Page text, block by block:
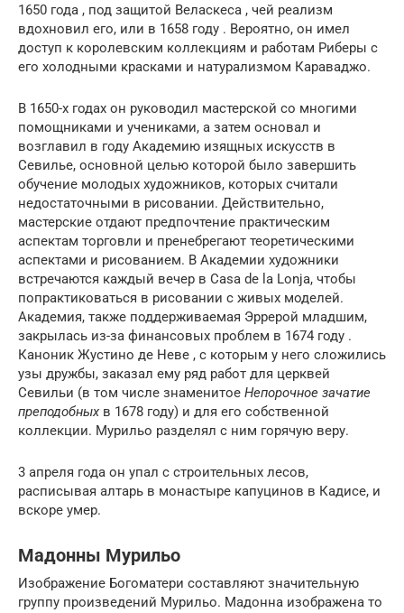
1650 года , под защитой Веласкеса , чей реализм
вдохновил его, или в 1658 году . Вероятно, он имел
доступ к королевским коллекциям и работам Риберы с
его холодными красками и натурализмом Караваджо.
В 1650-х годах он руководил мастерской со многими
помощниками и учениками, а затем основал и
возглавил в году Академию изящных искусств в
Севилье, основной целью которой было завершить
обучение молодых художников, которых считали
недостаточными в рисовании. Действительно,
мастерские отдают предпочтение практическим
аспектам торговли и пренебрегают теоретическими
аспектами и рисованием. В Академии художники
встречаются каждый вечер в Casa de la Lonja, чтобы
попрактиковаться в рисовании с живых моделей.
Академия, также поддерживаемая Эррерой младшим,
закрылась из-за финансовых проблем в 1674 году .
Каноник Жустино де Неве , с которым у него сложились
узы дружбы, заказал ему ряд работ для церквей
Севильи (в том числе знаменитое Непорочное зачатие
преподобных в 1678 году) и для его собственной
коллекции. Мурильо разделял с ним горячую веру.
3 апреля года он упал с строительных лесов,
расписывая алтарь в монастыре капуцинов в Кадисе, и
вскоре умер.
Мадонны Мурильо
Изображение Богоматери составляют значительную
группу произведений Мурильо. Мадонна изображена то